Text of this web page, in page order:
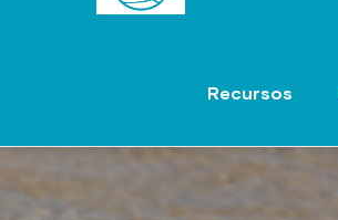
Recursos